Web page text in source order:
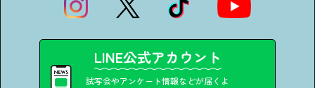
LINE公式アカウント
試写会やアンケート情報などが届くよ